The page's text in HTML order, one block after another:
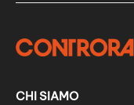
CHI SIAMO